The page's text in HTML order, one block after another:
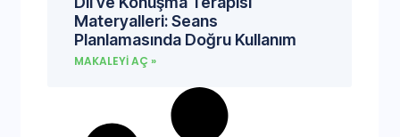
Materyalleri: Seans
Planlamasında Doğru Kullanım
MAKALEYI AÇ »